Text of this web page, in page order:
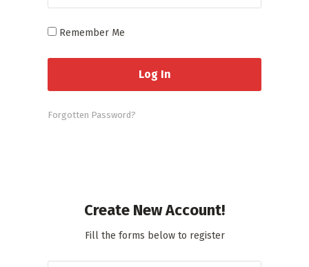
Remember Me
Forgotten Password?
Create New Account!
Fill the forms below to register